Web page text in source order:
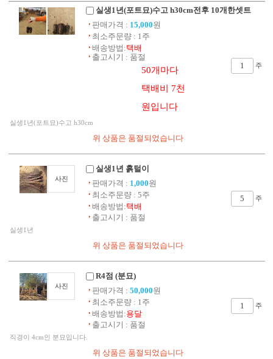
실생1년(포트묘)수고 h30cm전후 10개한셋트
판매가격 : 15,000원
최소주문량 : 1주
배송방법:택배
출고시기 : 품절
50개마다
택배비 7천
원입니다
주
실생1년(포트묘)수고 h30cm
사진
실생1년 흙털이
판매가격 : 1,000원
최소주문량 : 5주
배송방법:택배
출고시기 : 품절
주
실생1년
사진
R4점 (분묘)
판매가격 : 50,000원
최소주문량 : 1주
배송방법:용달
출고시기 : 품절
주
직경이 4cm인 분묘입니다.